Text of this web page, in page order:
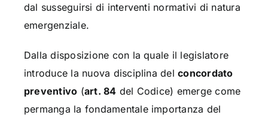
dal susseguirsi di interventi normativi di natura
emergenziale.
Dalla disposizione con la quale il legislatore
introduce la nuova disciplina delconcordato
preventivo (art. 84 del Codice) emerge come
permanga la fondamentale importanza del